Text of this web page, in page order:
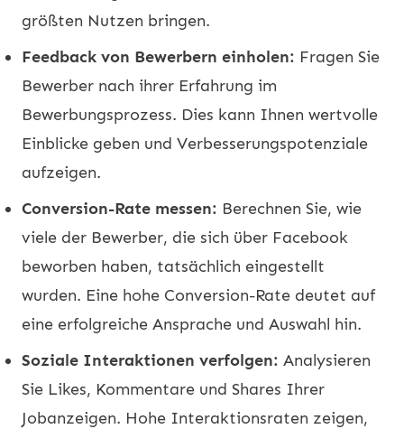
größten Nutzen bringen.
Feedback von Bewerbern einholen: Fragen Sie
Bewerber nach ihrer Erfahrung im
Bewerbungsprozess. Dies kann Ihnen wertvolle
Einblicke geben und Verbesserungspotenziale
aufzeigen.
Conversion-Rate messen: Berechnen Sie, wie
viele der Bewerber, die sich über Facebook
beworben haben, tatsächlich eingestellt
wurden. Eine hohe Conversion-Rate deutet auf
eine erfolgreiche Ansprache und Auswahl hin.
Soziale Interaktionen verfolgen: Analysieren
Sie Likes, Kommentare und Shares Ihrer
Jobanzeigen. Hohe Interaktionsraten zeigen,